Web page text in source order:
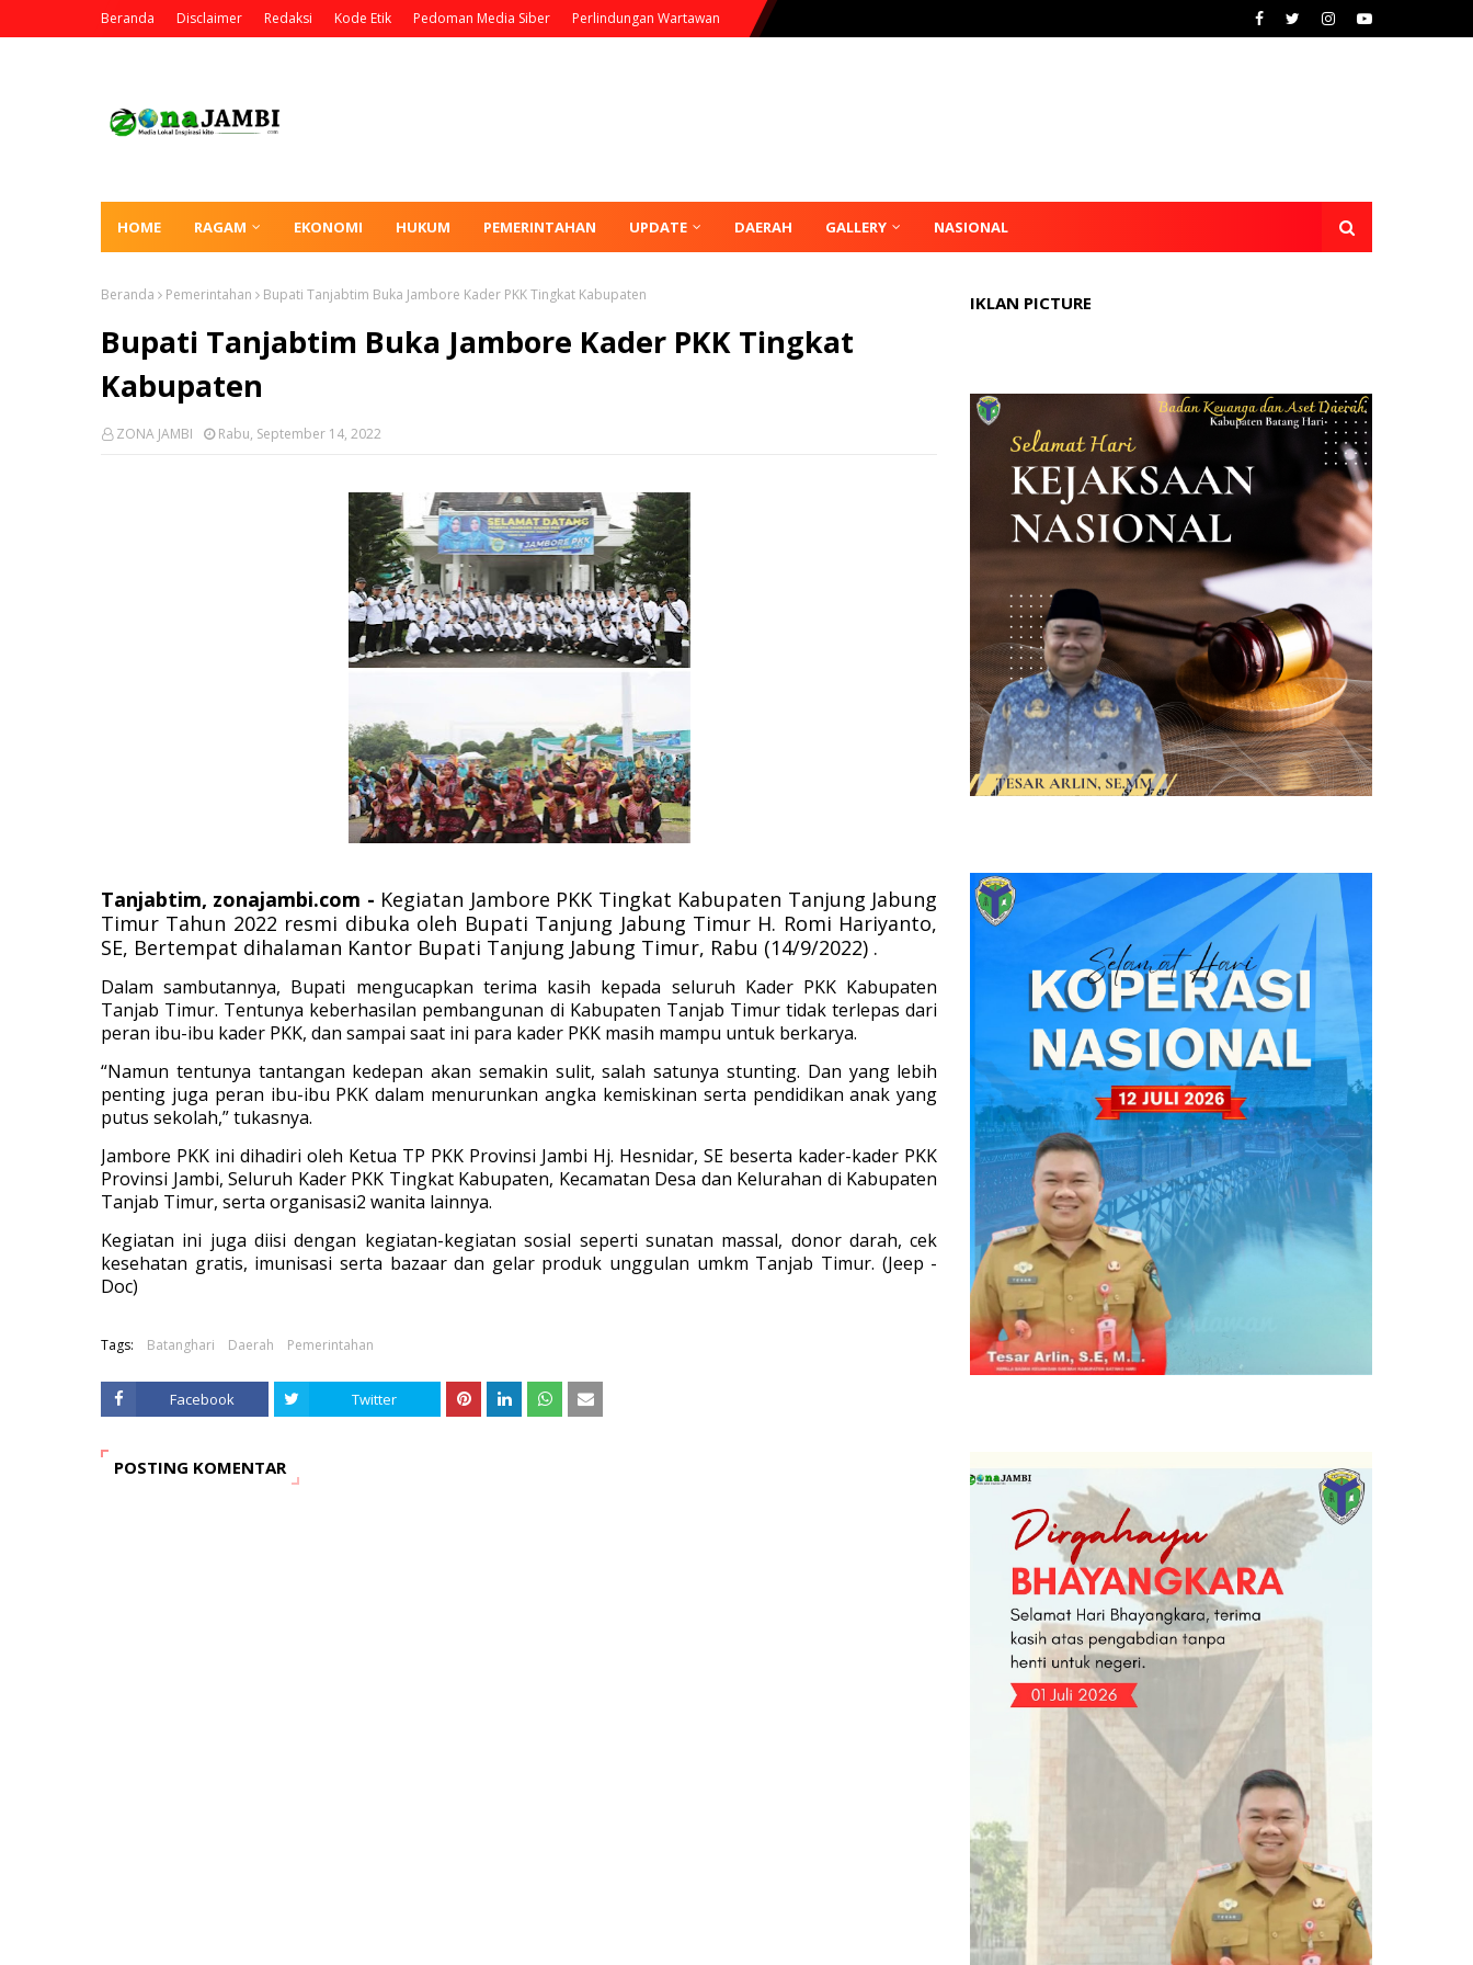
Beranda Disclaimer Redaksi Kode Etik Pedoman Media Siber Perlindungan Wartawan
HOME RAGAM EKONOMI HUKUM PEMERINTAHAN UPDATE DAERAH GALLERY NASIONAL
Beranda Pemerintahan Bupati Tanjabtim Buka Jambore Kader PKK Tingkat Kabupaten
Bupati Tanjabtim Buka Jambore Kader PKK Tingkat
Kabupaten
ZONA JAMBI Rabu, September 14, 2022
Tanjabtim, zonajambi.com - Kegiatan Jambore PKK Tingkat Kabupaten Tanjung Jabung
Timur Tahun 2022 resmi dibuka oleh Bupati Tanjung Jabung Timur H. Romi Hariyanto,
SE, Bertempat dihalaman Kantor Bupati Tanjung Jabung Timur, Rabu (14/9/2022) .
Dalam sambutannya, Bupati mengucapkan terima kasih kepada seluruh Kader PKK Kabupaten
Tanjab Timur. Tentunya keberhasilan pembangunan di Kabupaten Tanjab Timur tidak terlepas dari
peran ibu-ibu kader PKK, dan sampai saat ini para kader PKK masih mampu untuk berkarya.
“Namun tentunya tantangan kedepan akan semakin sulit, salah satunya stunting. Dan yang lebih
penting juga peran ibu-ibu PKK dalam menurunkan angka kemiskinan serta pendidikan anak yang
putus sekolah,” tukasnya.
Jambore PKK ini dihadiri oleh Ketua TP PKK Provinsi Jambi Hj. Hesnidar, SE beserta kader-kader PKK
Provinsi Jambi, Seluruh Kader PKK Tingkat Kabupaten, Kecamatan Desa dan Kelurahan di Kabupaten
Tanjab Timur, serta organisasi2 wanita lainnya.
Kegiatan ini juga diisi dengan kegiatan-kegiatan sosial seperti sunatan massal, donor darah, cek
kesehatan gratis, imunisasi serta bazaar dan gelar produk unggulan umkm Tanjab Timur. (Jeep -
Doc)
Tags: Batanghari Daerah Pemerintahan
Facebook Twitter
POSTING KOMENTAR
IKLAN PICTURE